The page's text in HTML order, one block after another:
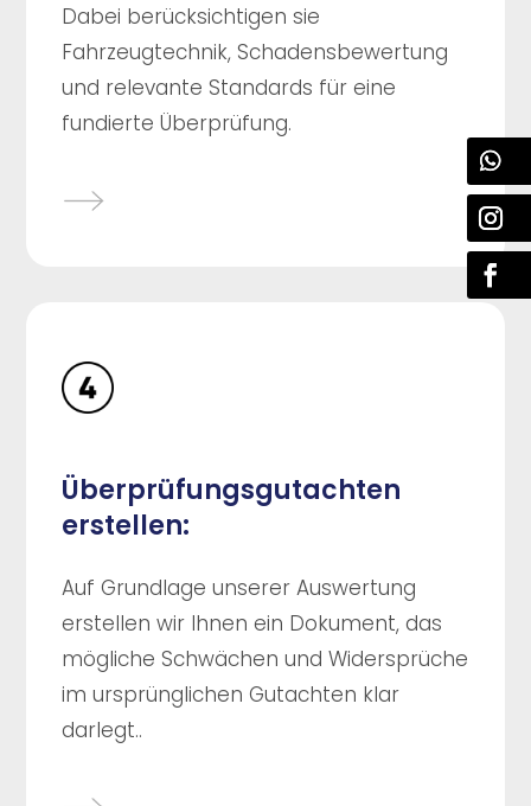
Dabei berücksichtigen sie
Fahrzeugtechnik, Schadensbewertung
und relevante Standards für eine
fundierte Überprüfung.
Überprüfungsgutachten
erstellen:
Auf Grundlage unserer Auswertung
erstellen wir Ihnen ein Dokument, das
mögliche Schwächen und Widersprüche
im ursprünglichen Gutachten klar
darlegt..